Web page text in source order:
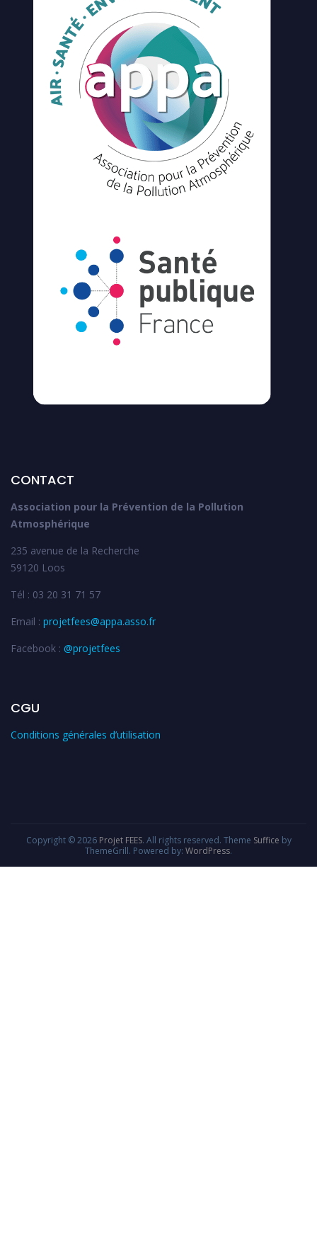
CONTACT
Association pour la Prévention de la Pollution
Atmosphérique
235 avenue de la Recherche
59120 Loos
Tél : 03 20 31 71 57
Email : projetfees@appa.asso.fr
Facebook : @projetfees
CGU
Conditions générales d’utilisation
Copyright © 2026 Projet FEES. All rights reserved. Theme Suffice by
ThemeGrill. Powered by: WordPress.